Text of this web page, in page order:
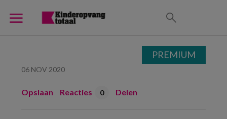
06 NOV 2020
Opslaan Reacties 0 Delen
PREMIUM